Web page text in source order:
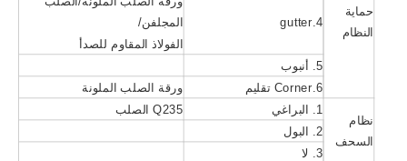
حماية
النظام
4.gutter
المجلفن/
الفولاذ المقاوم للصدأ
5. أنبوب
6.Corner تقليم ورقة الصلب الملونة
نظام
السحف
1. البراغي
Q235 الصلب
2. البول
3. لا